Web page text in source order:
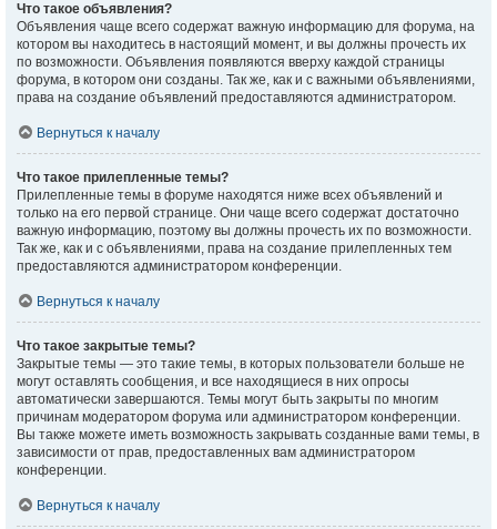
Что такое объявления?
Объявления чаще всего содержат важную информацию для форума, на
котором вы находитесь в настоящий момент, и вы должны прочесть их
по возможности. Объявления появляются вверху каждой страницы
форума, в котором они созданы. Так же, как и с важными объявлениями,
права на создание объявлений предоставляются администратором.
Вернуться к началу
Что такое прилепленные темы?
Прилепленные темы в форуме находятся ниже всех объявлений и
только на его первой странице. Они чаще всего содержат достаточно
важную информацию, поэтому вы должны прочесть их по возможности.
Так же, как и с объявлениями, права на создание прилепленных тем
предоставляются администратором конференции.
Вернуться к началу
Что такое закрытые темы?
Закрытые темы — это такие темы, в которых пользователи больше не
могут оставлять сообщения, и все находящиеся в них опросы
автоматически завершаются. Темы могут быть закрыты по многим
причинам модератором форума или администратором конференции.
Вы также можете иметь возможность закрывать созданные вами темы, в
зависимости от прав, предоставленных вам администратором
конференции.
Вернуться к началу